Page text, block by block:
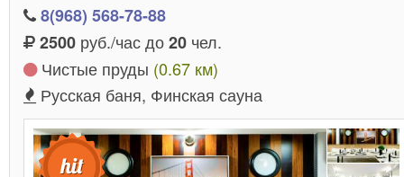
8(968) 568-78-88
2500 руб./час до20 чел.
Чистые пруды (0.67 км)
Русская баня, Финская сауна